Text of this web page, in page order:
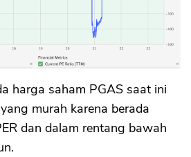
harga saham PGAS saat ini
murah karena berada
dan dalam rentang bawah